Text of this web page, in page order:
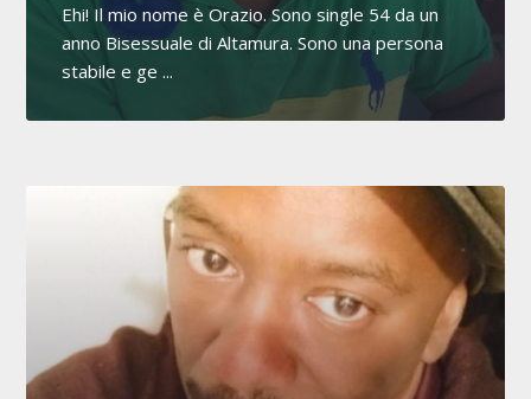
Ehi! Il mio nome è Orazio. Sono single 54 da un
anno Bisessuale di Altamura. Sono una persona
stabile e ge ...